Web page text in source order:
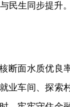
民生同步提升。
断面水质优良
业车间、探索